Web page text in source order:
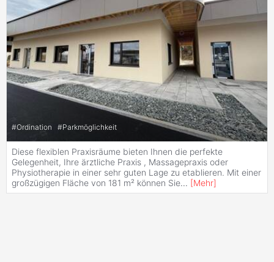
#Ordination #Parkmöglichkeit
Diese flexiblen Praxisräume bieten Ihnen die perfekte
Gelegenheit, Ihre ärztliche Praxis , Massagepraxis oder
Physiotherapie in einer sehr guten Lage zu etablieren. Mit einer
großzügigen Fläche von 181 m² können Sie... [Mehr]